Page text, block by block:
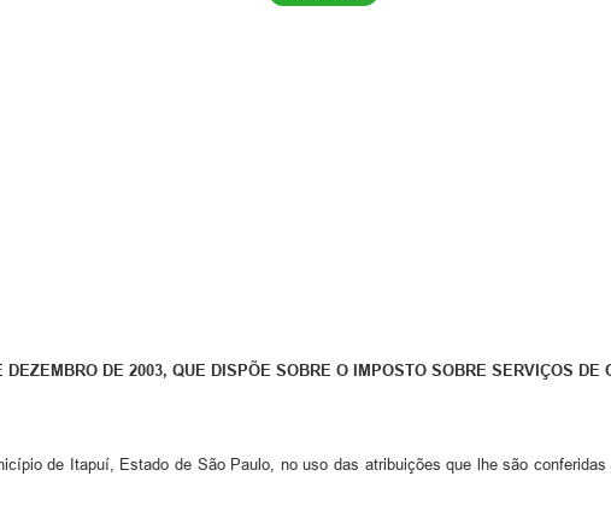
DE 2003, QUE DISPÕE SOBRE O IMPOSTO SOBRE SERVIÇOS DE
de Itapuí, Estado de São Paulo, no uso das atribuições que lhe são